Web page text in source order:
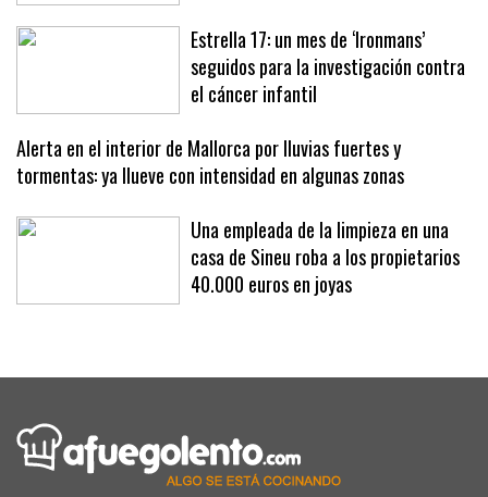
Estrella 17: un mes de ‘Ironmans’
seguidos para la investigación contra
el cáncer infantil
Alerta en el interior de Mallorca por lluvias fuertes y
tormentas: ya llueve con intensidad en algunas zonas
Una empleada de la limpieza en una
casa de Sineu roba a los propietarios
40.000 euros en joyas